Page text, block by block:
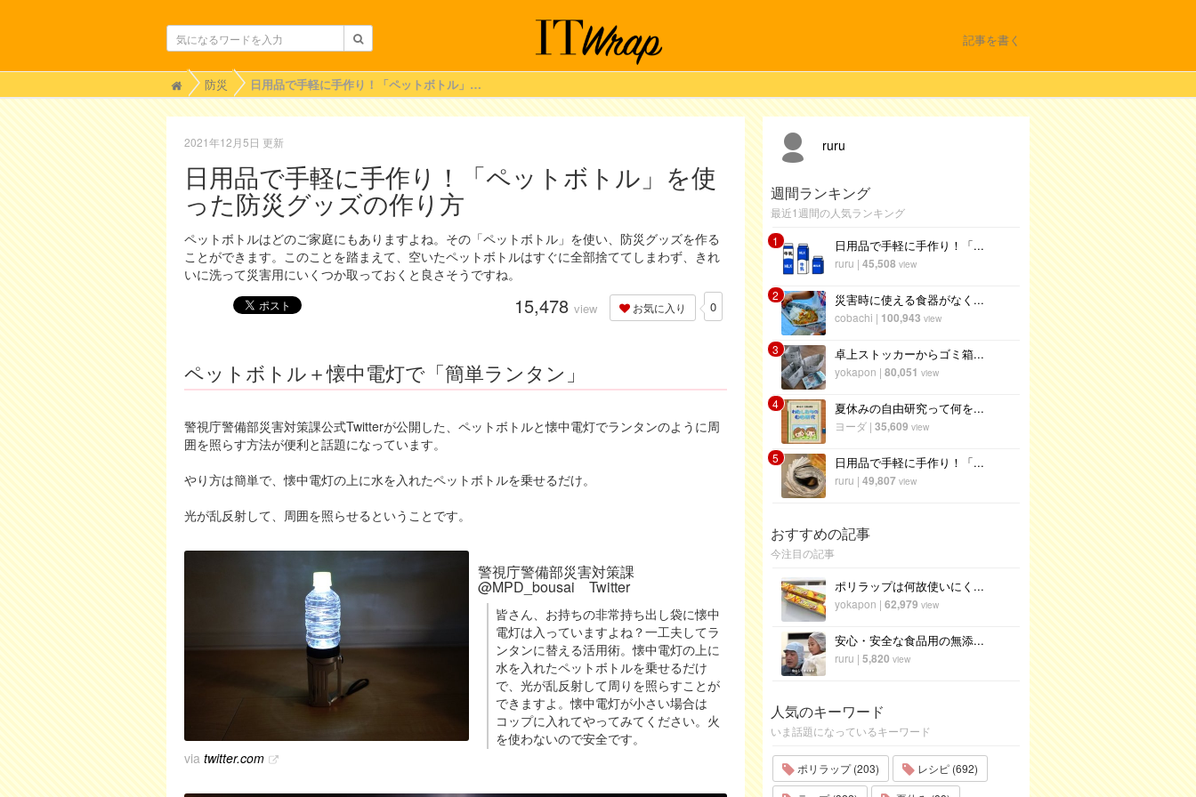
記事を書く
H
o
m
防災 日用品で手軽に手作り！「ペットボトル」を使った防災グッズの作り方
2021年12月5日 更新
日用品で手軽に手作り！「ペットボトル」を使
った防災グッズの作り方
ペットボトルはどのご家庭にもありますよね。その「ペットボトル」を使い、防災グッズを作る
ことができます。このことを踏まえて、空いたペットボトルはすぐに全部捨ててしまわず、きれ
いに洗って災害用にいくつか取っておくと良さそうですね。
15,478 view お気に入り 0
ペットボトル＋懐中電灯で「簡単ランタン」
警視庁警備部災害対策課公式Twitterが公開した、ペットボトルと懐中電灯でランタンのように周
囲を照らす方法が便利と話題になっています。
やり方は簡単で、懐中電灯の上に水を入れたペットボトルを乗せるだけ。
光が乱反射して、周囲を照らせるということです。
警視庁警備部災害対策課
@MPD_bousai Twitter
皆さん、お持ちの非常持ち出し袋に懐中
電灯は入っていますよね？一工夫してラ
ンタンに替える活用術。懐中電灯の上に
水を入れたペットボトルを乗せるだけ
で、光が乱反射して周りを照らすことが
できますよ。懐中電灯が小さい場合は
コップに入れてやってみてください。火
を使わないので安全です。
via twitter.com
ruru
週間ランキング
最近1週間の人気ランキング
1
日用品で手軽に手作り！「...
ruru | 45,508 view
2 災害時に使える食器がなく...
cobachi | 100,943 view
3 卓上ストッカーからゴミ箱...
yokapon | 80,051 view
4 夏休みの自由研究って何を...
ヨーダ| 35,609 view
5 日用品で手軽に手作り！「...
ruru | 49,807 view
おすすめの記事
今注目の記事
ポリラップは何故使いにく...
yokapon | 62,979 view
安心・安全な食品用の無添...
ruru | 5,820 view
人気のキーワード
いま話題になっているキーワード
ポリラップ (203)
レシピ (692)